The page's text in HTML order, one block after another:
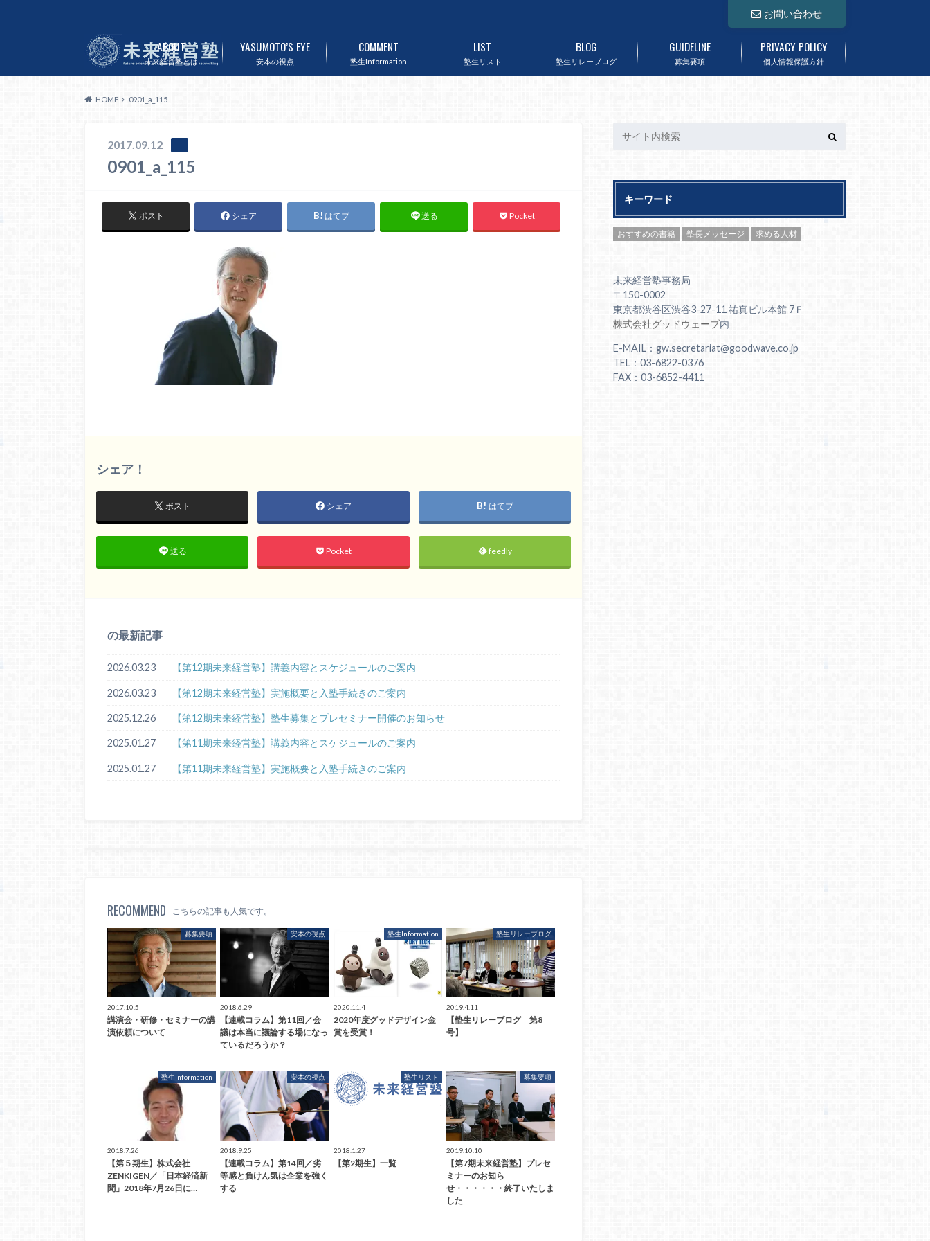
お問い合わせ
未来経営塾とは
ABOUT
安本の視点
YASUMOTO’S EYE
塾生Information
COMMENT
塾生リスト
LIST
塾生リレーブログ
BLOG
募集要項
GUIDELINE
個人情報保護方針
PRIVACY POLICY
HOME 0901_a_115
2017.09.12
0901_a_115
ポスト シェア はてブ 送る Pocket
シェア！
ポスト シェア はてブ
送る Pocket feedly
の最新記事
2026.03.23 【第12期未来経営塾】講義内容とスケジュールのご案内
2026.03.23 【第12期未来経営塾】実施概要と入塾手続きのご案内
2025.12.26 【第12期未来経営塾】塾生募集とプレセミナー開催のお知らせ
2025.01.27 【第11期未来経営塾】講義内容とスケジュールのご案内
2025.01.27 【第11期未来経営塾】実施概要と入塾手続きのご案内
RECOMMEND こちらの記事も人気です。
募集要項
2017.10.5
講演会・研修・セミナーの講
演依頼について
安本の視点
2018.6.29
【連載コラム】第11回／会
議は本当に議論する場になっ
ているだろうか？
塾生Information
2020.11.4
2020年度グッドデザイン金
賞を受賞！
塾生リレーブログ
2019.4.11
【塾生リレーブログ 第8
号】
塾生Information
2018.7.26
【第５期生】株式会社
ZENKIGEN／「日本経済新
聞」2018年7月26日に…
安本の視点
2018.9.25
【連載コラム】第14回／劣
等感と負けん気は企業を強く
する
塾生リスト
2018.1.27
【第2期生】一覧
募集要項
2019.10.10
【第7期未来経営塾】プレセ
ミナーのお知ら
せ・・・・・・終了いたしま
した
キーワード
おすすめの書籍 塾長メッセージ 求める人材
未来経営塾事務局
〒150-0002
東京都渋谷区渋谷3-27-11 祐真ビル本館 7Ｆ
株式会社グッドウェーブ内
E-MAIL：gw.secretariat@goodwave.co.jp
TEL：03-6822-0376
FAX：03-6852-4411